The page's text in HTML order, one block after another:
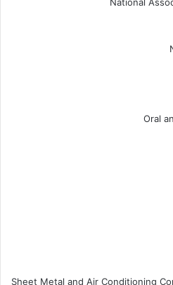
Oral
Sheet Metal and Air Conditioning